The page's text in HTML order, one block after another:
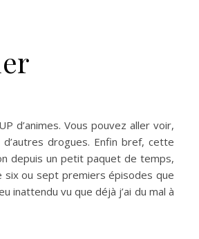
d’animes. Vous pouvez aller voir,
drogues. Enfin bref, cette
depuis un petit paquet de temps,
six ou sept premiers épisodes que
inattendu vu que déjà j’ai du mal à